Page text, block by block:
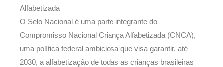
Alfabetizada
O Selo Nacional é uma parte integrante do
Compromisso Nacional Criança Alfabetizada (CNCA),
uma política federal ambiciosa que visa garantir, até
2030, a alfabetização de todas as crianças brasileiras